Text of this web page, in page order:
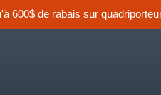
600$ de rabais sur